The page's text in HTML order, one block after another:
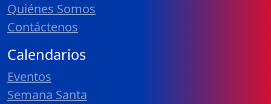
Quiénes Somos
Contáctenos
Calendarios
Eventos
Semana Santa